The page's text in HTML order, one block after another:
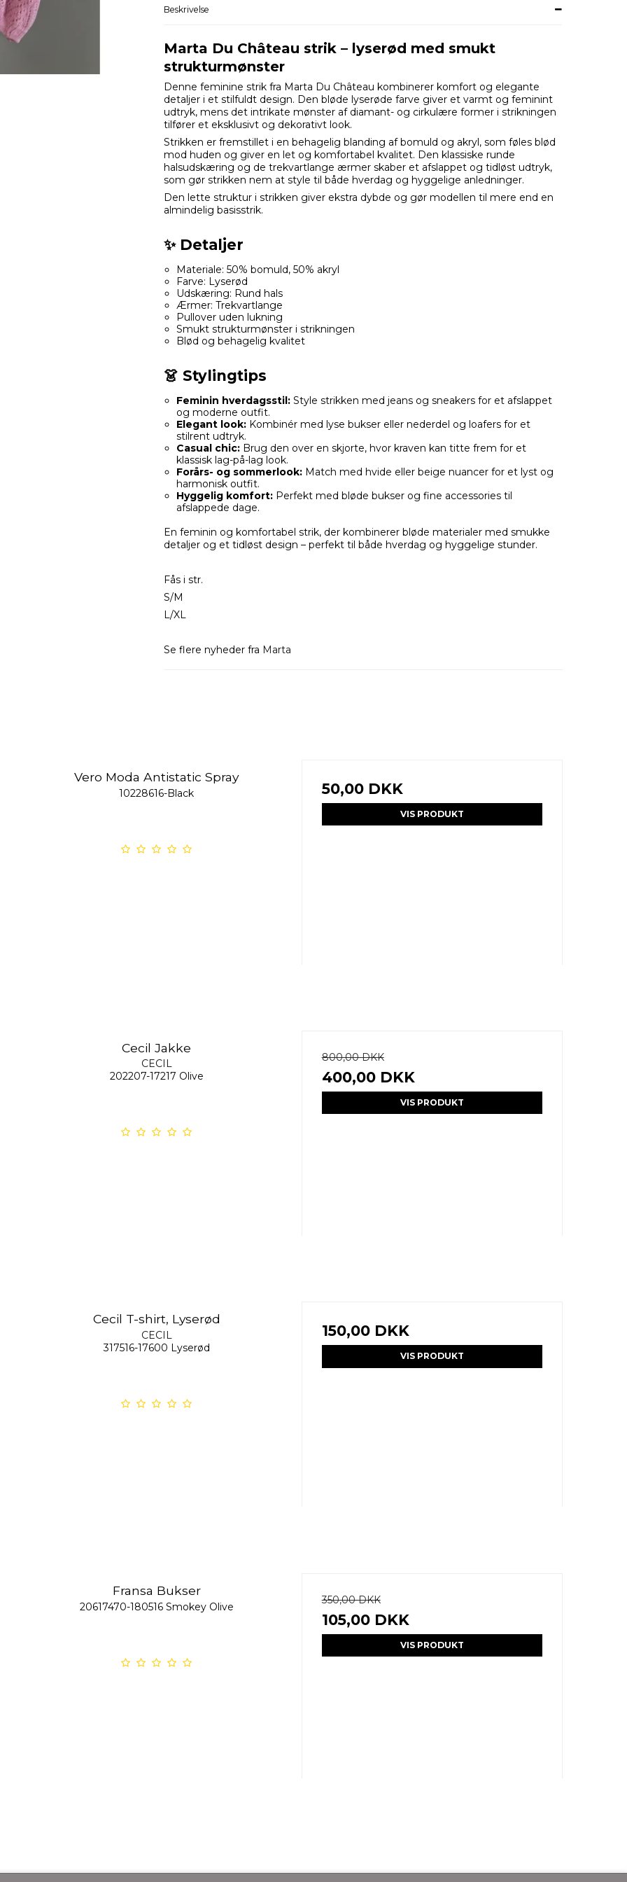
Beskrivelse
Marta Du Château strik – lyserød med smukt
strukturmønster
Denne feminine strik fra Marta Du Château kombinerer komfort og elegante
detaljer i et stilfuldt design. Den bløde lyserøde farve giver et varmt og feminint
udtryk, mens det intrikate mønster af diamant- og cirkulære former i strikningen
tilfører et eksklusivt og dekorativt look.
Strikken er fremstillet i en behagelig blanding af bomuld og akryl, som føles blød
mod huden og giver en let og komfortabel kvalitet. Den klassiske runde
halsudskæring og de trekvartlange ærmer skaber et afslappet og tidløst udtryk,
som gør strikken nem at style til både hverdag og hyggelige anledninger.
Den lette struktur i strikken giver ekstra dybde og gør modellen til mere end en
almindelig basisstrik.
✨ Detaljer
Materiale: 50% bomuld, 50% akryl
Farve: Lyserød
Udskæring: Rund hals
Ærmer: Trekvartlange
Pullover uden lukning
Smukt strukturmønster i strikningen
Blød og behagelig kvalitet
👗 Stylingtips
Feminin hverdagsstil:Style strikken med jeans og sneakers for et afslappet
og moderne outfit.
Elegant look:Kombinér med lyse bukser eller nederdel og loafers for et
stilrent udtryk.
Casual chic:Brug den over en skjorte, hvor kraven kan titte frem for et
klassisk lag-på-lag look.
Forårs- og sommerlook:Match med hvide eller beige nuancer for et lyst og
harmonisk outfit.
Hyggelig komfort:Perfekt med bløde bukser og fine accessories til
afslappede dage.
En feminin og komfortabel strik, der kombinerer bløde materialer med smukke
detaljer og et tidløst design – perfekt til både hverdag og hyggelige stunder.
Fås i str.
S/M
L/XL
Se flere nyheder fra Marta
Vero Moda Antistatic Spray
10228616-Black 50,00 DKK
VIS PRODUKT
Cecil Jakke
CECIL
202207-17217 Olive
800,00 DKK
400,00 DKK
VIS PRODUKT
Cecil T-shirt, Lyserød
CECIL
317516-17600 Lyserød
150,00 DKK
VIS PRODUKT
Fransa Bukser
20617470-180516 Smokey Olive
350,00 DKK
105,00 DKK
VIS PRODUKT